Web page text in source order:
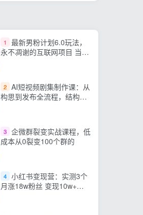
1
最新男粉计划6.0玩法，
永不凋谢的互联网项目 当天
2 AI短视频剧集制作课：从
构思到发布全流程，结构化
3 企微群裂变实战课程，低
成本从0裂变100个群的
4 小红书变现营：实测3个
月涨18w粉丝 变现10w+有